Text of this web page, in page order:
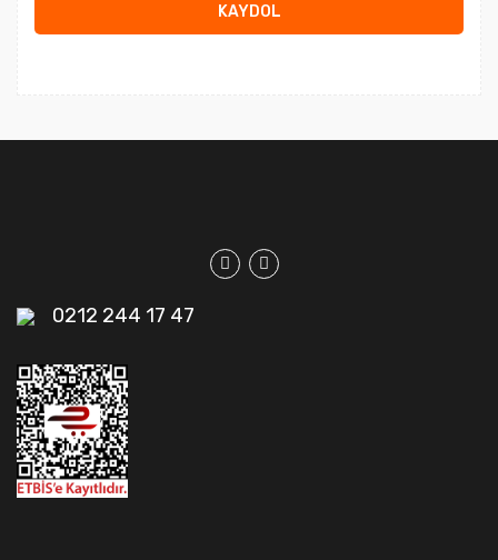
KAYDOL
0212 244 17 47